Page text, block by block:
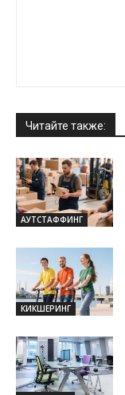
Читайте также:
АУТСТАФФИНГ
КИКШЕРИНГ